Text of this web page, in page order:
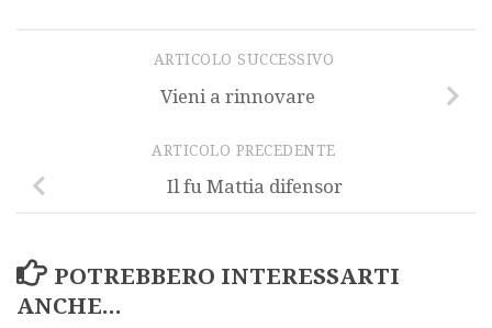
ARTICOLO SUCCESSIVO
Vieni a rinnovare
ARTICOLO PRECEDENTE
Il fu Mattia difensor
POTREBBERO INTERESSARTI
ANCHE...